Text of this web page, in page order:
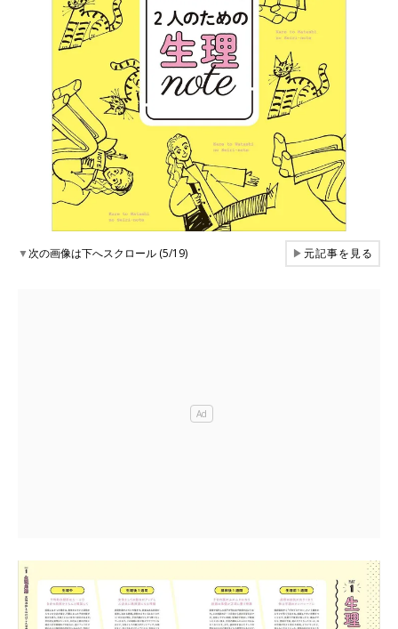
▼次の画像は下へスクロール (5/19) ▶元記事を見る